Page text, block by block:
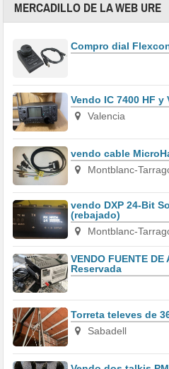
MERCADILLO DE LA WEB URE
Compro dial
Vendo IC 7400 HF y
Valencia
vendo cable
Montblanc-
vendo DXP 24-Bit
(rebajado)
Montblanc-
VENDO FUENTE
Reservada
Torreta televes de
Sabadell